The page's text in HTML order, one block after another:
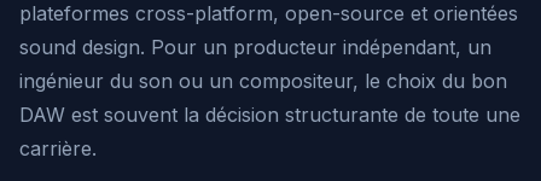
plateformes cross-platform, open-source et orientées
sound design. Pour un producteur indépendant, un
ingénieur du son ou un compositeur, le choix du bon
DAW est souvent la décision structurante de toute une
carrière.